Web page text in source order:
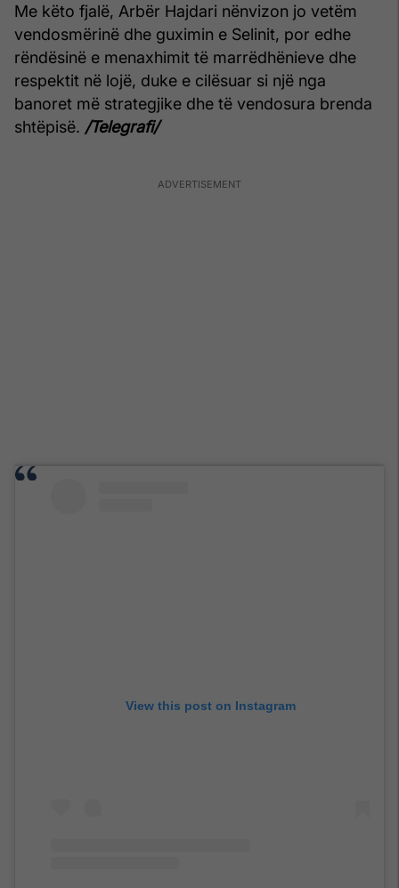
Me këto fjalë, Arbër Hajdari nënvizon jo vetëm
vendosmërinë dhe guximin e Selinit, por edhe
rëndësinë e menaxhimit të marrëdhënieve dhe
respektit në lojë, duke e cilësuar si një nga
banoret më strategjike dhe të vendosura brenda
shtëpisë. /Telegrafi/
View this post on Instagram